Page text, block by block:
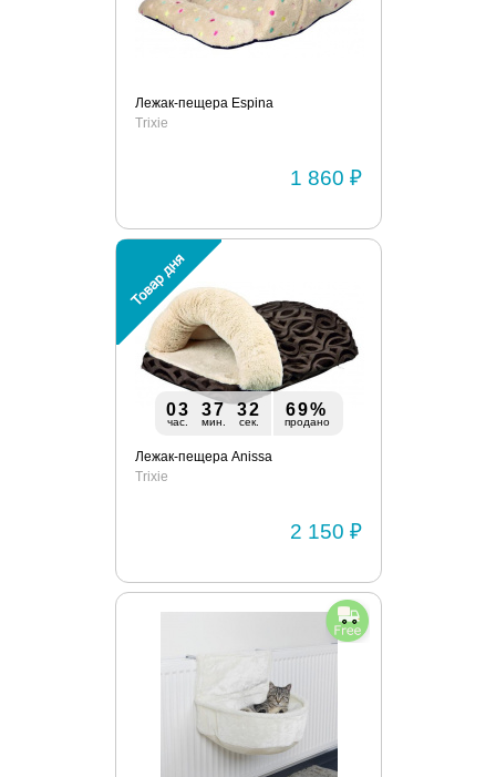
Лежак-пещера Espina
Trixie
1 860 ₽
03
час.
37
мин.
32
сек.
69%
продано
Лежак-пещера Anissa
Trixie
2 150 ₽